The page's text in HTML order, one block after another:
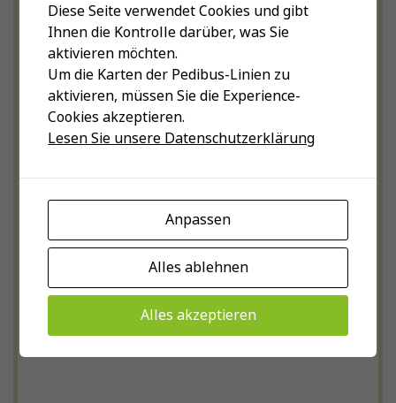
Diese Seite verwendet Cookies und gibt
Ihnen die Kontrolle darüber, was Sie
aktivieren möchten.
Um die Karten der Pedibus-Linien zu
aktivieren, müssen Sie die Experience-
Cookies akzeptieren.
Lesen Sie unsere Datenschutzerklärung
Anpassen
Alles ablehnen
Alles akzeptieren